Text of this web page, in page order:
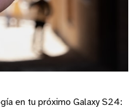
en tu próximo Galaxy S24: